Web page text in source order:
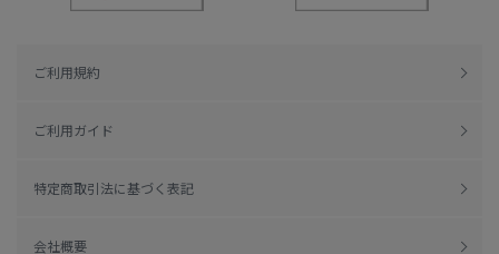
ご利用規約
ご利用ガイド
特定商取引法に基づく表記
会社概要